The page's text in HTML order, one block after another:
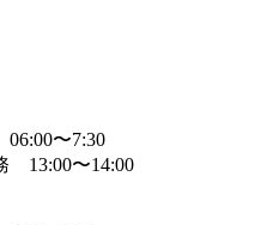
〜7:30
13:00〜14:00